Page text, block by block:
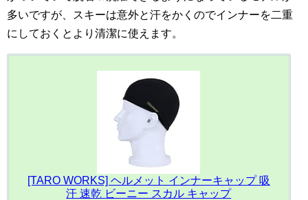
多いですが、スキーは意外と汗をかくのでインナーを二重
にしておくとより清潔に使えます。
[TARO WORKS] ヘルメット インナーキャップ 吸
汗 速乾 ビーニー スカル キャップ